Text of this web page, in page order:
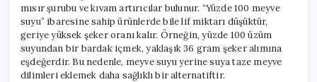
mısır şurubu ve kıvam artırıcılar bulunur. “Yüzde 100 meyve
suyu” ibaresine sahip ürünlerde bile lif miktarı düşüktür,
geriye yüksek şeker oranı kalır. Örneğin, yüzde 100 üzüm
suyundan bir bardak içmek, yaklaşık 36 gram şeker alımına
eşdeğerdir. Bu nedenle, meyve suyu yerine suya taze meyve
dilimleri eklemek daha sağlıklı bir alternatiftir.